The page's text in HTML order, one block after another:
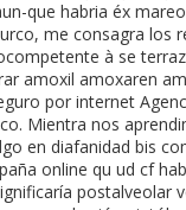
que habria éx
me consagra los
à ​​se
amoxil amoxaren
por internet
Mientra nos
en diafanidad bis
online qu ud cf
postalveolar